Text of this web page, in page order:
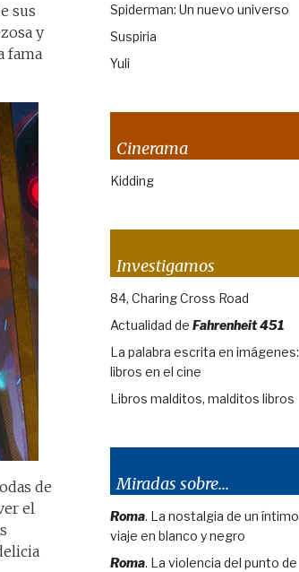
sus
y
fama
de
el
Spiderman: Un nuevo universo
Suspiria
Yuli
Cinerama
Kidding
Investigamos
84, Charing Cross Road
Actualidad de Fahrenheit 451
La palabra escrita en imágenes:
libros en el cine
Libros malditos, malditos libros
Miradas sobre...
Roma. La nostalgia de un íntimo
viaje en blanco y negro
Roma. La violencia del punto de